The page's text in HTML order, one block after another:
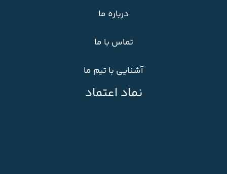
درباره ما
تماس با ما
آشنایی با تیم ما
نماد اعتماد